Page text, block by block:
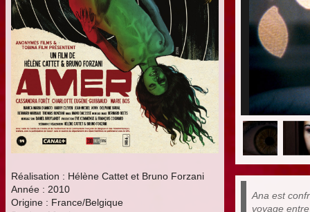
Réalisation : Hélène Cattet et Bruno Forzani
Année : 2010
Origine : France/Belgique
Ana est
voyage